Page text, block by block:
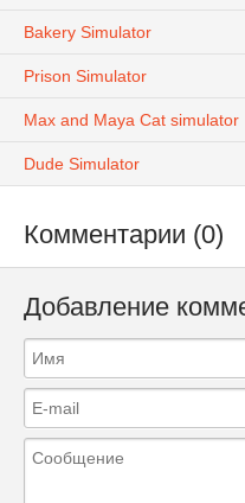
Bakery Simulator
Prison Simulator
Max and Maya Cat simulator
Dude Simulator
Комментарии (0)
Добавление